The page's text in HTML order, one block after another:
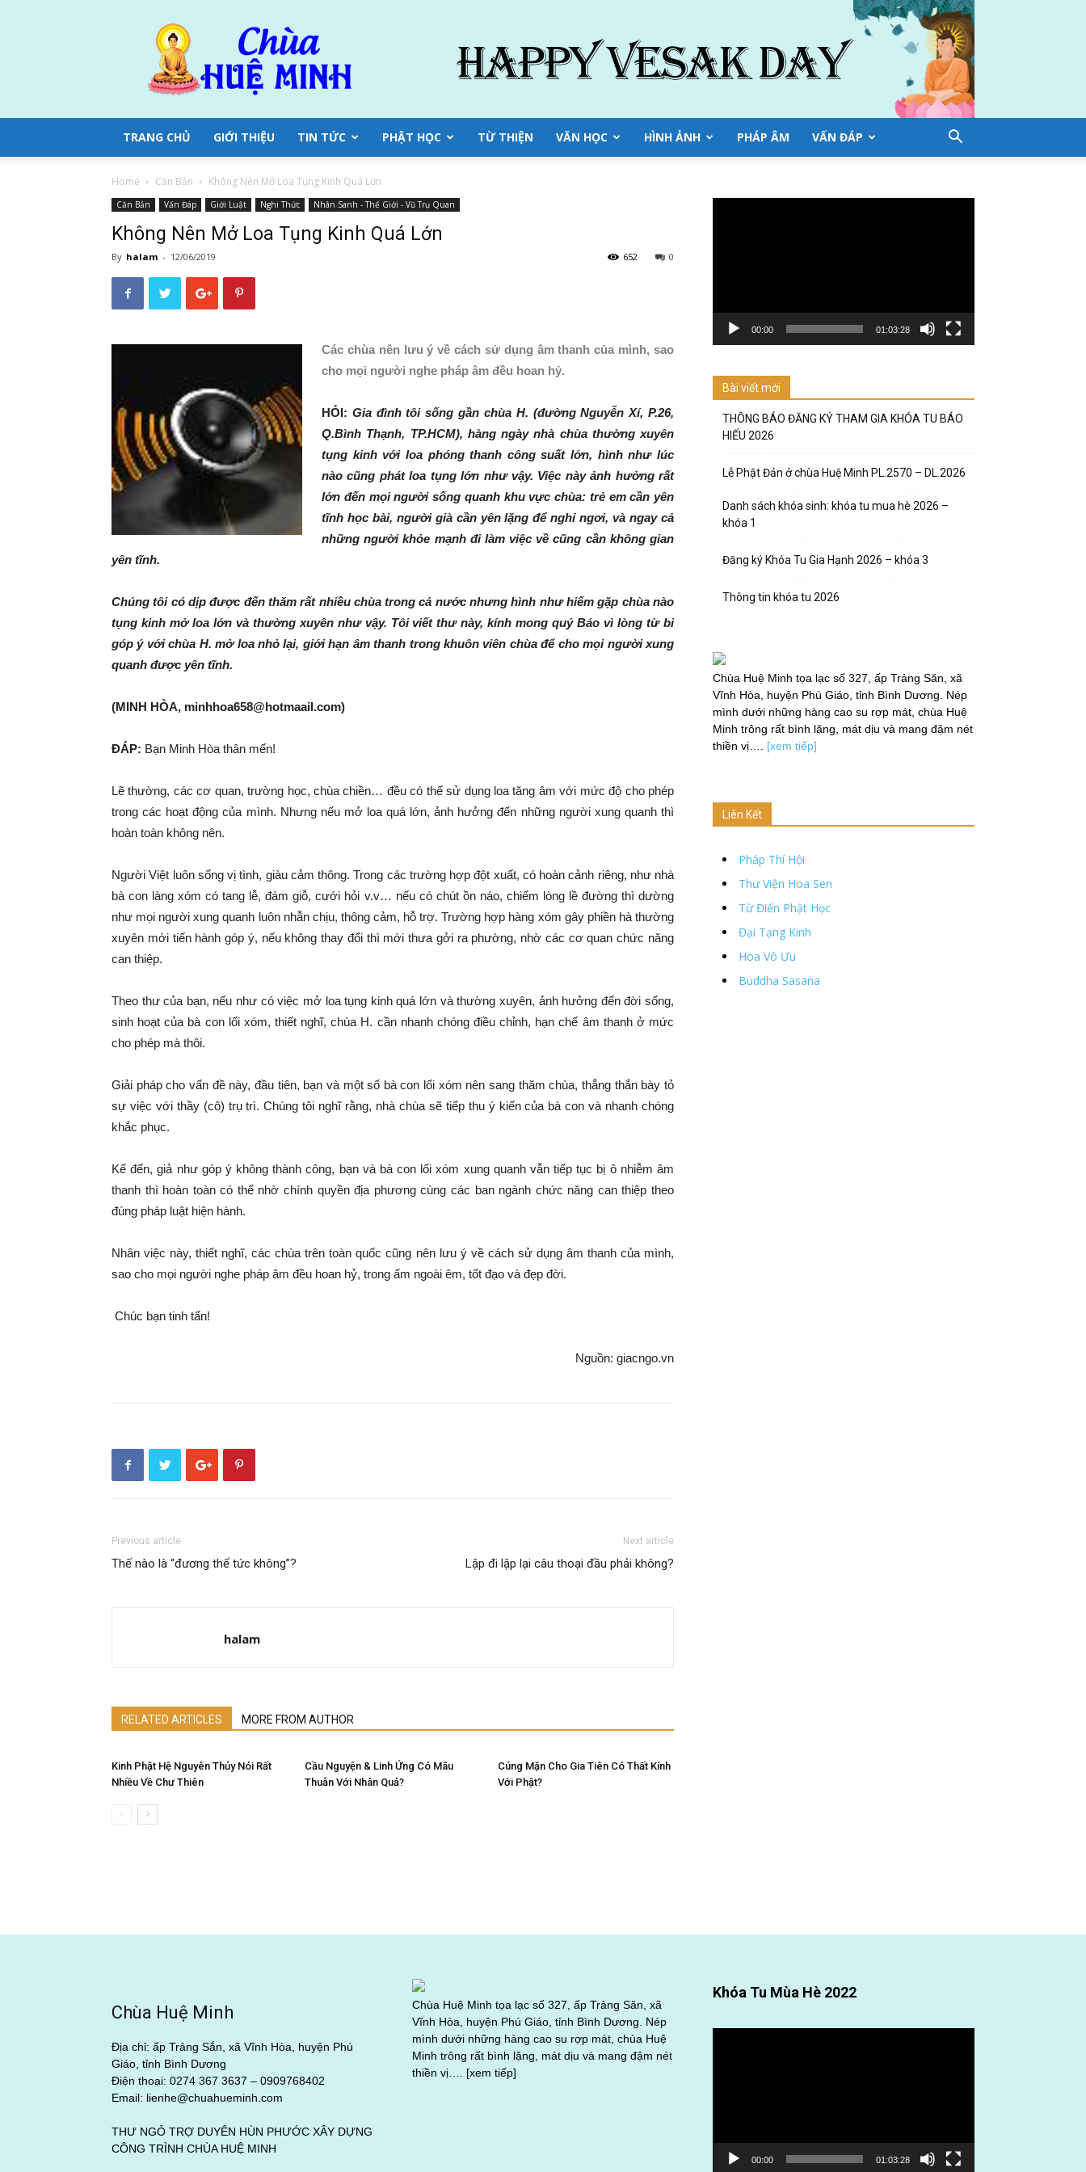
Chùa
Huệ
Minh
TRANG CHỦ GIỚI THIỆU TIN TỨC PHẬT HỌC TỪ THIỆN VĂN HỌC HÌNH ẢNH PHÁP ÂM VẤN ĐÁP
Home Căn Bản Không Nên Mở Loa Tụng Kinh Quá Lớn
Căn Bản Vấn Đáp Giới Luật Nghi Thức Nhân Sanh - Thế Giới - Vũ Trụ Quan
Không Nên Mở Loa Tụng Kinh Quá Lớn
By halam - 12/06/2019 0
652
Các chùa nên lưu ý về cách sử dụng âm thanh của mình, sao
cho mọi người nghe pháp âm đều hoan hỷ.
HỎI: Gia đình tôi sống gần chùa H. (đường Nguyễn Xí, P.26,
Q.Bình Thạnh, TP.HCM), hàng ngày nhà chùa thường xuyên
tụng kinh với loa phóng thanh công suất lớn, hình như lúc
nào cũng phát loa tụng lớn như vậy. Việc này ảnh hưởng rất
lớn đến mọi người sống quanh khu vực chùa: trẻ em cần yên
tĩnh học bài, người già cần yên lặng để nghỉ ngơi, và ngay cả
những người khỏe mạnh đi làm việc về cũng cần không gian
yên tĩnh.
Chúng tôi có dịp được đến thăm rất nhiều chùa trong cả nước nhưng hình như hiếm gặp chùa nào
tụng kinh mở loa lớn và thường xuyên như vậy. Tôi viết thư này, kính mong quý Báo vì lòng từ bi
góp ý với chùa H. mở loa nhỏ lại, giới hạn âm thanh trong khuôn viên chùa để cho mọi người xung
quanh được yên tĩnh.
(MINH HÒA, minhhoa658@hotmaail.com)
ĐÁP: Bạn Minh Hòa thân mến!
Lẽ thường, các cơ quan, trường học, chùa chiền… đều có thể sử dụng loa tăng âm với mức độ cho phép
trong các hoạt động của mình. Nhưng nếu mở loa quá lớn, ảnh hưởng đến những người xung quanh thì
hoàn toàn không nên.
Người Việt luôn sống vị tình, giàu cảm thông. Trong các trường hợp đột xuất, có hoàn cảnh riêng, như nhà
bà con làng xóm có tang lễ, đám giỗ, cưới hỏi v.v… nếu có chút ồn náo, chiếm lòng lề đường thì dường
như mọi người xung quanh luôn nhẫn chịu, thông cảm, hỗ trợ. Trường hợp hàng xóm gây phiền hà thường
xuyên mới tiến hành góp ý, nếu không thay đổi thì mới thưa gởi ra phường, nhờ các cơ quan chức năng
can thiệp.
Theo thư của bạn, nếu như có việc mở loa tụng kinh quá lớn và thường xuyên, ảnh hưởng đến đời sống,
sinh hoạt của bà con lối xóm, thiết nghĩ, chùa H. cần nhanh chóng điều chỉnh, hạn chế âm thanh ở mức
cho phép mà thôi.
Giải pháp cho vấn đề này, đầu tiên, bạn và một số bà con lối xóm nên sang thăm chùa, thẳng thắn bày tỏ
sự việc với thầy (cô) trụ trì. Chúng tôi nghĩ rằng, nhà chùa sẽ tiếp thu ý kiến của bà con và nhanh chóng
khắc phục.
Kế đến, giả như góp ý không thành công, bạn và bà con lối xóm xung quanh vẫn tiếp tục bị ô nhiễm âm
thanh thì hoàn toàn có thể nhờ chính quyền địa phương cùng các ban ngành chức năng can thiệp theo
đúng pháp luật hiện hành.
Nhân việc này, thiết nghĩ, các chùa trên toàn quốc cũng nên lưu ý về cách sử dụng âm thanh của mình,
sao cho mọi người nghe pháp âm đều hoan hỷ, trong ấm ngoài êm, tốt đạo và đẹp đời.
Chúc bạn tinh tấn!
Nguồn: giacngo.vn
Previous article
Thế nào là “đương thể tức không”?
Next article
Lập đi lập lại câu thoại đầu phải không?
halam
RELATED ARTICLES MORE FROM AUTHOR
Kinh Phật Hệ Nguyên Thủy Nói Rất
Nhiều Về Chư Thiên
Cầu Nguyện & Linh Ứng Có Mâu
Thuẫn Với Nhân Quả?
Cúng Mặn Cho Gia Tiên Có Thất Kính
Với Phật?
00:00 01:03:28
Bài viết mới
THÔNG BÁO ĐĂNG KÝ THAM GIA KHÓA TU BÁO
HIẾU 2026
Lễ Phật Đản ở chùa Huệ Minh PL.2570 – DL.2026
Danh sách khóa sinh: khóa tu mua hè 2026 –
khóa 1
Đăng ký Khóa Tu Gia Hạnh 2026 – khóa 3
Thông tin khóa tu 2026
Chùa Huệ Minh tọa lạc số 327, ấp Trảng Săn, xã
Vĩnh Hòa, huyện Phú Giáo, tỉnh Bình Dương. Nép
mình dưới những hàng cao su rợp mát, chùa Huệ
Minh trông rất bình lặng, mát dịu và mang đậm nét
thiền vị…. [xem tiếp]
Liên Kết
Pháp Thí Hội
Thư Viện Hoa Sen
Từ Điển Phật Học
Đại Tạng Kinh
Hoa Vô Ưu
Buddha Sasana
Chùa Huệ Minh
Địa chỉ: ấp Trảng Sắn, xã Vĩnh Hòa, huyện Phú
Giáo, tỉnh Bình Dương
Điện thoại: 0274 367 3637 – 0909768402
Email: lienhe@chuahueminh.com
THƯ NGỎ TRỢ DUYÊN HÙN PHƯỚC XÂY DỰNG
CÔNG TRÌNH CHÙA HUỆ MINH
Chùa Huệ Minh tọa lạc số 327, ấp Trảng Săn, xã
Vĩnh Hòa, huyện Phú Giáo, tỉnh Bình Dương. Nép
mình dưới những hàng cao su rợp mát, chùa Huệ
Minh trông rất bình lặng, mát dịu và mang đậm nét
thiền vị…. [xem tiếp]
Khóa Tu Mùa Hè 2022
00:00 01:03:28